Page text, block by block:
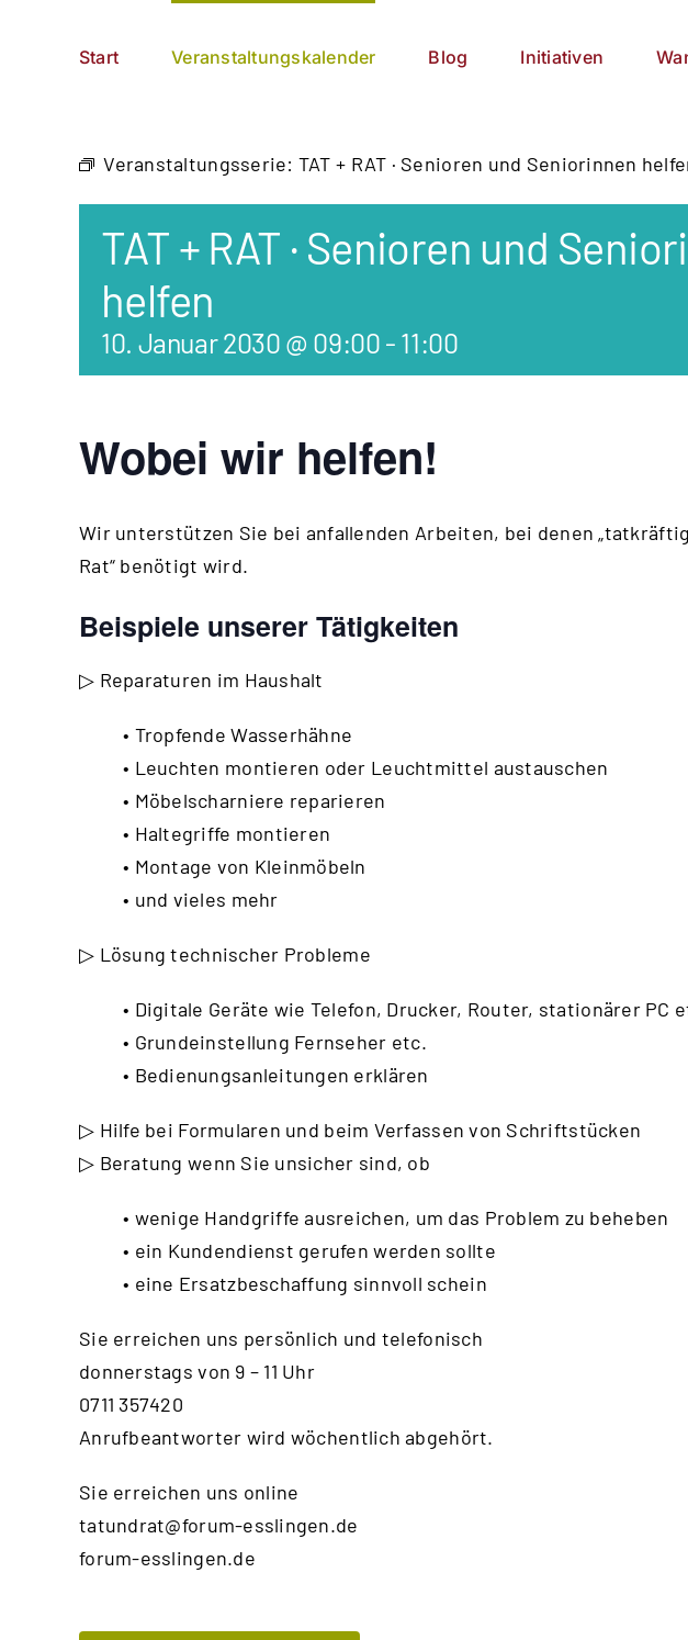
Start Veranstaltungskalender Blog Initiativen
Veranstaltungsserie: TAT + RAT · Senioren und Seniorinnen
TAT + RAT · Senioren und
helfen
10. Januar 2030 @ 09:00 - 11:00
Wobei wir helfen!
Wir unterstützen Sie bei anfallenden Arbeiten, bei denen
Rat“ benötigt wird.
Beispiele unserer Tätigkeiten
▷ Reparaturen im Haushalt
• Tropfende Wasserhähne
• Leuchten montieren oder Leuchtmittel austauschen
• Möbelscharniere reparieren
• Haltegriffe montieren
• Montage von Kleinmöbeln
• und vieles mehr
▷ Lösung technischer Probleme
• Digitale Geräte wie Telefon, Drucker, Router, stationärer PC
• Grundeinstellung Fernseher etc.
• Bedienungsanleitungen erklären
▷ Hilfe bei Formularen und beim Verfassen von Schriftstücken
▷ Beratung wenn Sie unsicher sind, ob
• wenige Handgriffe ausreichen, um das Problem zu beheben
• ein Kundendienst gerufen werden sollte
• eine Ersatzbeschaffung sinnvoll schein
Sie erreichen uns persönlich und telefonisch
donnerstags von 9 – 11 Uhr
0711 357420
Anrufbeantworter wird wöchentlich abgehört.
Sie erreichen uns online
tatundrat@forum-esslingen.de
forum-esslingen.de